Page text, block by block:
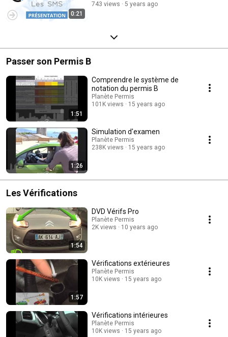
0:21
743 views
5 years ago
Passer son Permis B
1:51
Comprendre le système de
notation du permis B
Planète Permis
101K views
15 years ago
1:26
Simulation d'examen
Planète Permis
238K views
15 years ago
Les Vérifications
1:54
DVD Vérifs Pro
Planète Permis
2K views
10 years ago
1:57
Vérifications extérieures
Planète Permis
10K views
15 years ago
Vérifications intérieures
Planète Permis
10K views
15 years ago